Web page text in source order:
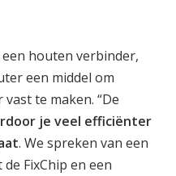
houten verbinder,
een middel om
te maken. “De
je veel efficiënter
. We spreken van een
FixChip en een